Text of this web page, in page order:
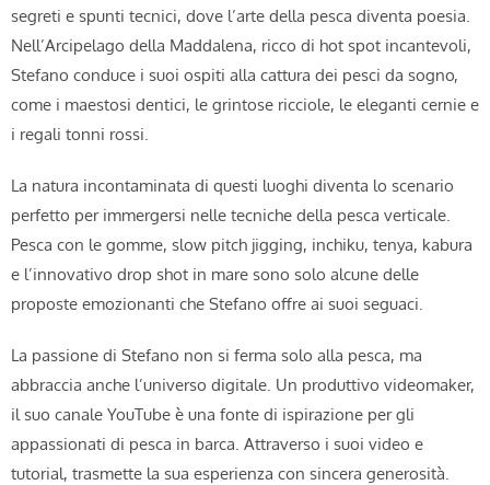
segreti e spunti tecnici, dove l’arte della pesca diventa poesia.
Nell’Arcipelago della Maddalena, ricco di hot spot incantevoli,
Stefano conduce i suoi ospiti alla cattura dei pesci da sogno,
come i maestosi dentici, le grintose ricciole, le eleganti cernie e
i regali tonni rossi.
La natura incontaminata di questi luoghi diventa lo scenario
perfetto per immergersi nelle tecniche della pesca verticale.
Pesca con le gomme, slow pitch jigging, inchiku, tenya, kabura
e l’innovativo drop shot in mare sono solo alcune delle
proposte emozionanti che Stefano offre ai suoi seguaci.
La passione di Stefano non si ferma solo alla pesca, ma
abbraccia anche l’universo digitale. Un produttivo videomaker,
il suo canale YouTube è una fonte di ispirazione per gli
appassionati di pesca in barca. Attraverso i suoi video e
tutorial, trasmette la sua esperienza con sincera generosità.